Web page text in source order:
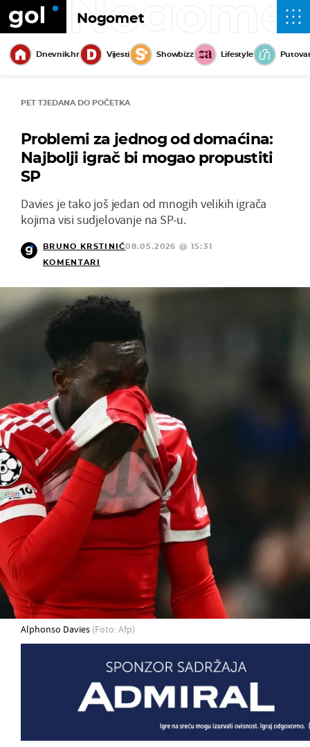
Nogomet
Dnevnik.hr Vijesti Showbizz Lifestyle
PET TJEDANA DO POČETKA
Problemi za jednog od domaćina:
Najbolji igrač bi mogao propustiti
SP
Davies je tako još jedan od mnogih velikih igrača
kojima visi sudjelovanje na SP-u.
BRUNO KRSTINIĆ08.05.2026 @ 15:31
KOMENTARI
Alphonso Davies (Foto: Afp)